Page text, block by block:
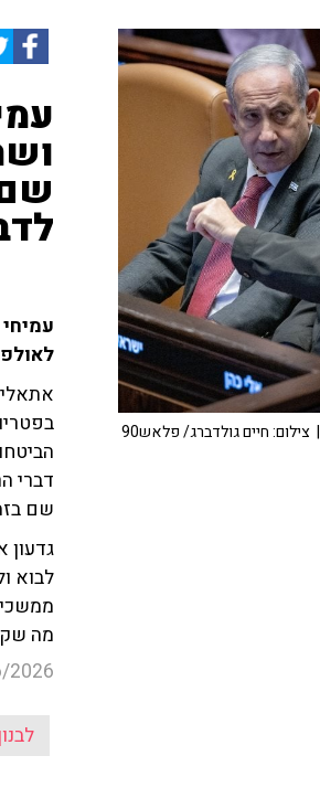
דברי
שם
לבוא
מה
2026
| צילום: חיים גולדברג/ פלאש90